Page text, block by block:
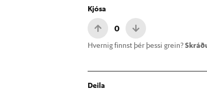
Kjósa
0
Hvernig finnst þér þessi grein?
Deila